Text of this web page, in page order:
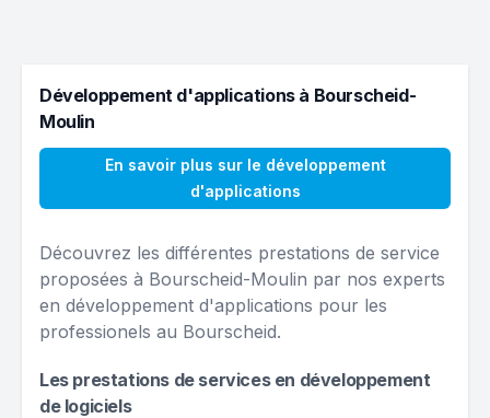
Développement d'applications à Bourscheid-
Moulin
En savoir plus sur le développement
d'applications
Découvrez les différentes prestations de service
proposées à Bourscheid-Moulin par nos experts
en développement d'applications pour les
professionels au Bourscheid.
Les prestations de services en développement
de logiciels